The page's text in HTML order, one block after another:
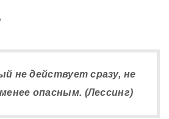
не действует сразу, не
опасным. (Лессинг)